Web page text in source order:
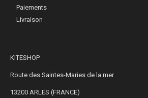
Paiements
Livraison
KITESHOP
Route des Saintes-Maries de la mer
13200 ARLES (FRANCE)